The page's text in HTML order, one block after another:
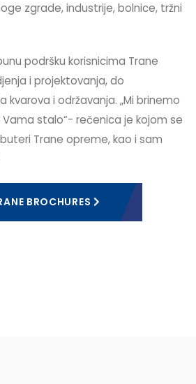
zgrade, industrije, bolnice, tržni
podršku korisnicima Trane
i projektovanja, do
kvarova i održavanja. „Mi brinemo
stalo“- rečenica je kojom se
Trane opreme, kao i sam
BROCHURES